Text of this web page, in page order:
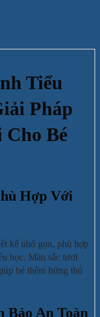
Tiểu
Pháp
Bé
Hợp Với
kế nhỏ gọn, phù hợp
học. Màu sắc tươi
bé thêm hứng thú
Bảo An Toàn